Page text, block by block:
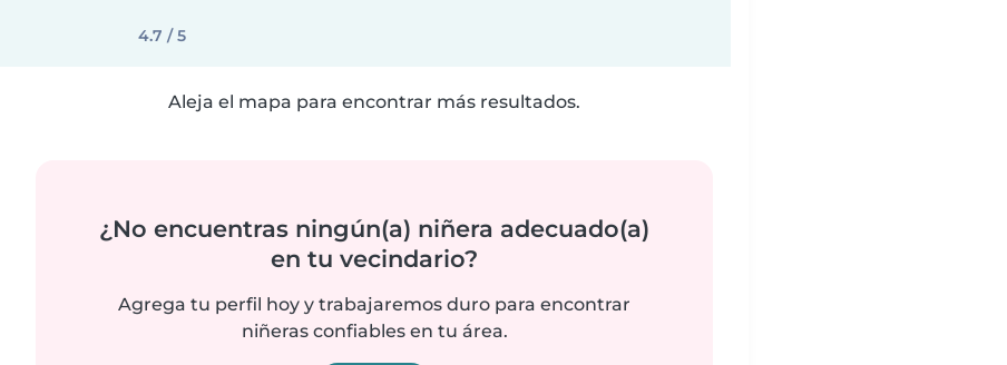
4.7 / 5
Aleja el mapa para encontrar más resultados.
¿No encuentras ningún(a) niñera adecuado(a)
en tu vecindario?
Agrega tu perfil hoy y trabajaremos duro para encontrar
niñeras confiables en tu área.